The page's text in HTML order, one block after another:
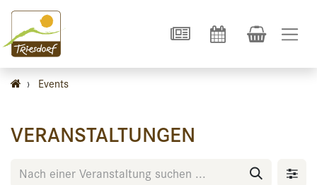
› Events
VERANSTALTUNGEN